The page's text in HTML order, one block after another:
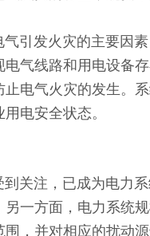
发火灾的主要因素
气线路和用电设备
止电气火灾的发生。
电安全状态。
注，已成为电力系
一方面，电力系统
，并对相应的扰动